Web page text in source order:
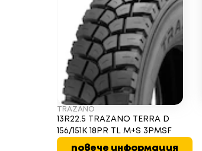
TRAZANO
13R22.5 TRAZANO TERRA D
156/151K 18PR TL M+S 3PMSF
повече информация